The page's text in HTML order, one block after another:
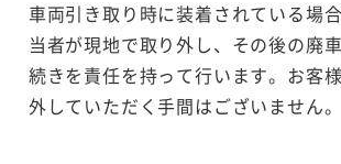
車両引き取り時に装着されている場
当者が現地で取り外し、その後の廃
続きを責任を持って行います。お客
外していただく手間はございません。